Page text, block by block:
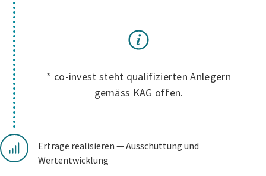
* co-invest steht qualifizierten Anlegern
gemäss KAG offen.
Erträge realisieren — Ausschüttung und
Wertentwicklung